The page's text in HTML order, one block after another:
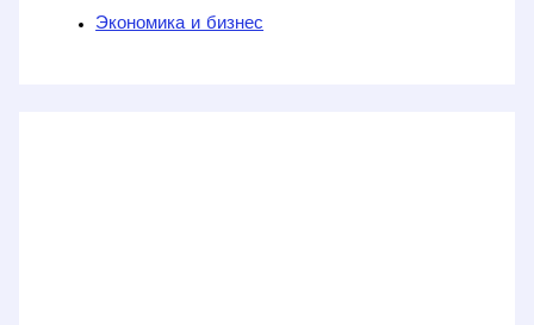
Экономика и бизнес